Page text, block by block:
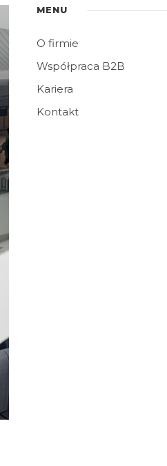
MENU
O firmie
Współpraca B2B
Kariera
Kontakt